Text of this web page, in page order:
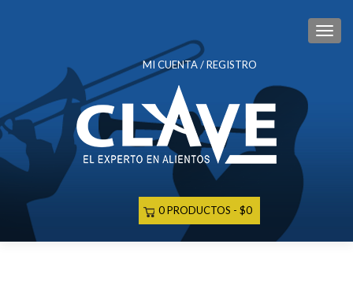
MI CUENTA / REGISTRO
0 PRODUCTOS $0